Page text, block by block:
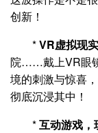
创新！
*VR虚拟现
院……戴上VR眼
境的刺激与惊喜
彻底沉浸其中！
*互动游戏，